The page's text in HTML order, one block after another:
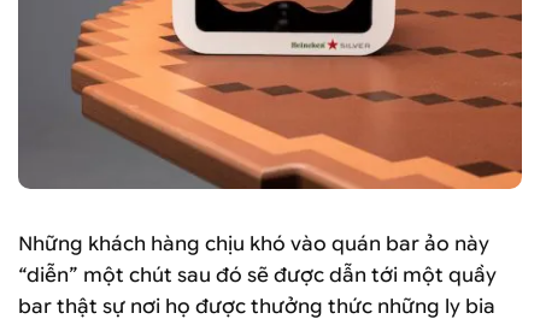
Những khách hàng chịu khó vào quán bar ảo này
“diễn” một chút sau đó sẽ được dẫn tới một quầy
bar thật sự nơi họ được thưởng thức những ly bia